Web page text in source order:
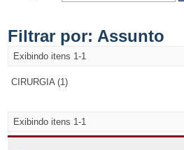
Filtrar por: Assunto
Exibindo itens 1-1
CIRURGIA (1)
Exibindo itens 1-1